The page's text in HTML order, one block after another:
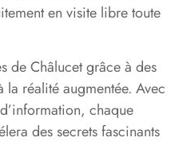
en visite libre toute
de Châlucet grâce à des
la réalité augmentée. Avec
chaque
des secrets fascinants